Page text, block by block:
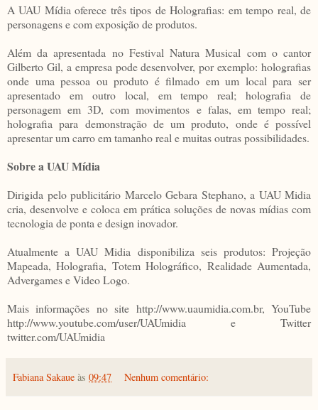
A UAU Mídia oferece três tipos de Holografias: em tempo real, de
personagens e com exposição de produtos.
Além da apresentada no Festival Natura Musical com o cantor
Gilberto Gil, a empresa pode desenvolver, por exemplo: holografias
onde uma pessoa ou produto é filmado em um local para ser
apresentado em outro local, em tempo real; holografia de
personagem em 3D, com movimentos e falas, em tempo real;
holografia para demonstração de um produto, onde é possível
apresentar um carro em tamanho real e muitas outras possibilidades.
Sobre a UAU Mídia
Dirigida pelo publicitário Marcelo Gebara Stephano, a UAU Midia
cria, desenvolve e coloca em prática soluções de novas mídias com
tecnologia de ponta e design inovador.
Atualmente a UAU Midia disponibiliza seis produtos: Projeção
Mapeada, Holografia, Totem Holográfico, Realidade Aumentada,
Advergames e Video Logo.
Mais informações no site http://www.uaumidia.com.br, YouTube
http://www.youtube.com/user/UAUmidia e Twitter
twitter.com/UAUmidia
Fabiana Sakaue às 09:47 Nenhum comentário: